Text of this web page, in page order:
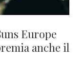
Europe
anche il